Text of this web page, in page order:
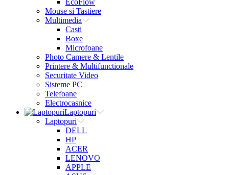
EcoFlow
Mouse si Tastiere
Multimedia
Casti
Boxe
Microfoane
Photo Camere & Lentile
Printere & Multifunctionale
Securitate Video
Sisteme PC
Telefoane
Electrocasnice
Laptopuri
Laptopuri
DELL
HP
ACER
LENOVO
APPLE